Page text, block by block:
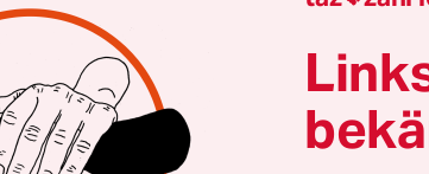
Menschenrechtler,
überzeugt: „Das ist die typische
Beruhigungspillen verteilen, aber
Autokraten eingehen, die ihre eigene
Spitzenkandidatin der Grünen, Katrin